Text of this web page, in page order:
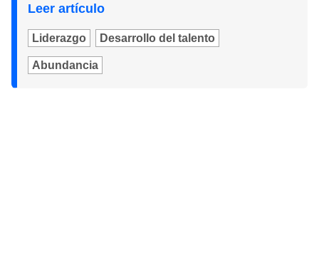
Leer artículo
Liderazgo Desarrollo del talento
Abundancia